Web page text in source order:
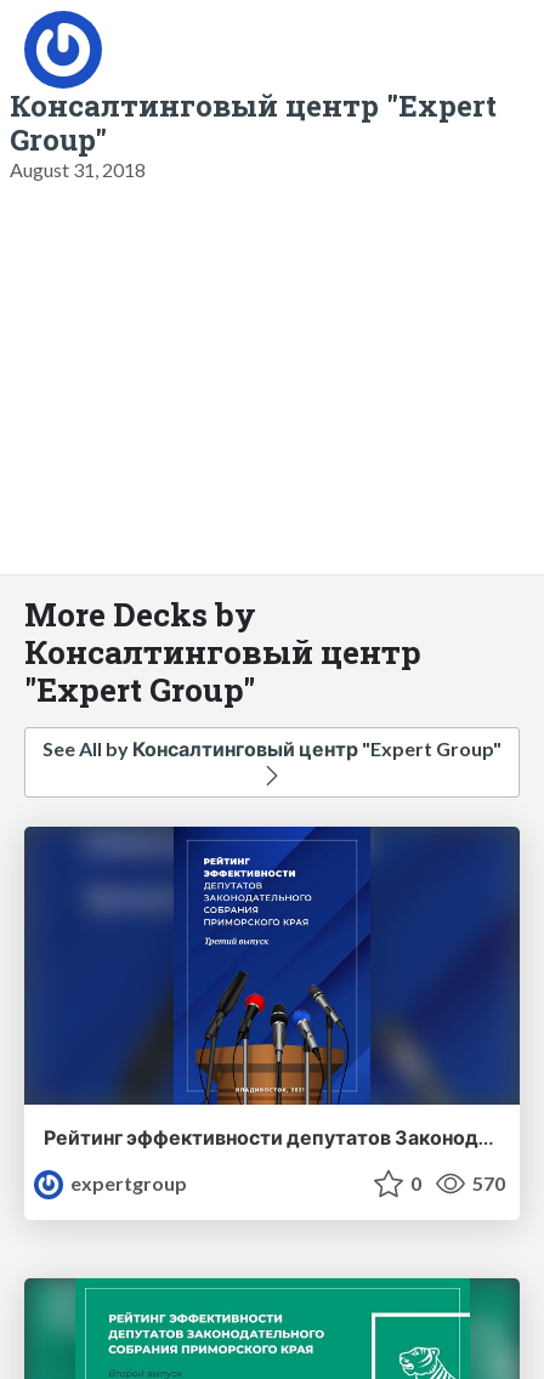
Консалтинговый центр "Expert
Group"
August 31, 2018
More Decks by
Консалтинговый центр
"Expert Group"
See All by Консалтинговый центр "Expert Group"
Рейтинг эффективности депутатов Законодательного Собрания Приморского края (третий выпуск)
expertgroup
0 570